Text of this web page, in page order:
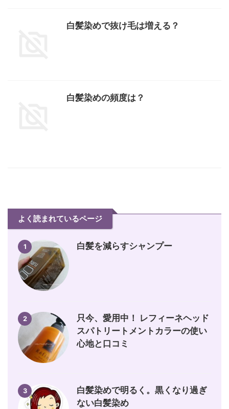
白髪染めで抜け毛は増える？
白髪染めの頻度は？
よく読まれているページ
1 白髪を減らすシャンプー
2
只今、愛用中！ レフィーネヘッド
スパトリートメントカラーの使い
心地と口コミ
3
白髪染めで明るく。黒くなり過ぎ
ない白髪染め